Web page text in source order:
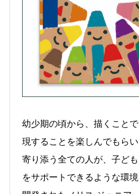
幼少期の頃から、描くこと
現することを楽しんでもら
寄り添う全ての人が、子ど
をサポートできるような環